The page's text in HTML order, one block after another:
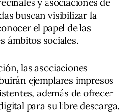
buscan visibilizar la
el papel de las
ámbitos sociales.
las asociaciones
ejemplares impresos
además de ofrecer
para su libre descarga.